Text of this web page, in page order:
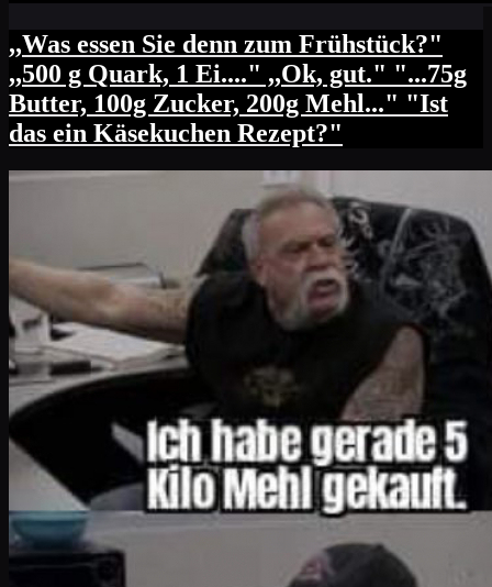
,,Was essen Sie denn zum Frühstück?"
,,500 g Quark, 1 Ei...." ,,Ok, gut." "...75g
Butter, 100g Zucker, 200g Mehl..." "Ist
das ein Käsekuchen Rezept?"